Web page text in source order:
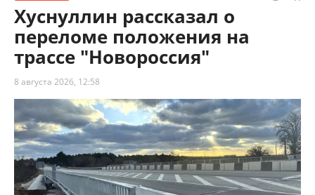
Хуснуллин рассказал о
переломе положения на
трассе "Новороссия"
8 августа 2026, 12:58